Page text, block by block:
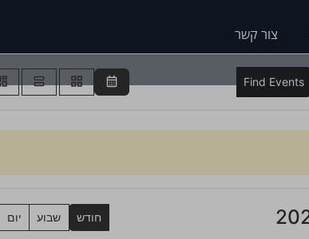
צור קשר
Find Events
חודש שבוע יום